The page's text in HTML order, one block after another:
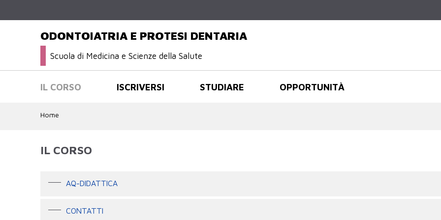
ODONTOIATRIA E PROTESI DENTARIA
Scuola di Medicina e Scienze della Salute
IL CORSO ISCRIVERSI STUDIARE OPPORTUNITÀ
Home
IL CORSO
AQ-DIDATTICA
CONTATTI